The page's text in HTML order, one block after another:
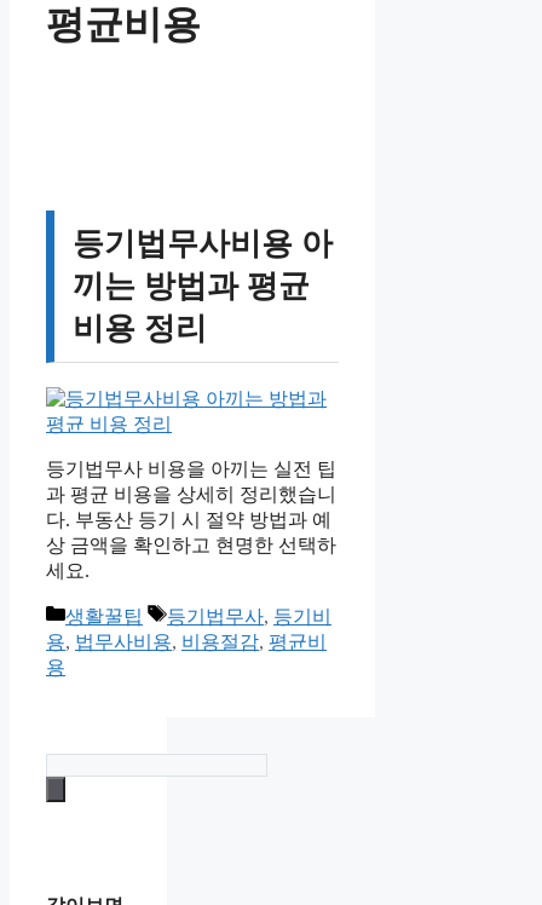
평균비용
등기법무사비용 아
끼는 방법과 평균
비용 정리
등기법무사 비용을 아끼는 실전 팁
과 평균 비용을 상세히 정리했습니
다. 부동산 등기 시 절약 방법과 예
상 금액을 확인하고 현명한 선택하
세요.
카
테
생활꿀팁
태
그
등기법무사, 등기비
용, 법무사비용, 비용절감, 평균비
용